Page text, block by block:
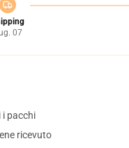
07
pacchi
ricevuto